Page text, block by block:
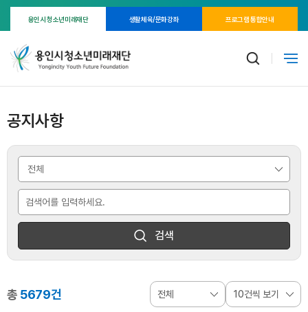
용인시 청소년미래재단 생활체육/문화강좌 프로그램 통합안내
공지사항
검색
총 5679건